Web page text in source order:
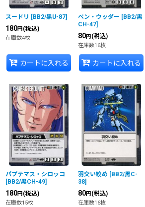
スードリ [BB2/黒U-87]
180円 (税込)
在庫数4枚
カートに入れる
ベン・ウッダー [BB2/黒
CH-47]
80円 (税込)
在庫数16枚
カートに入れる
パプテマス・シロッコ
[BB2/黒CH-49]
180円 (税込)
在庫数15枚
羽交い絞め [BB2/黒C-
38]
80円 (税込)
在庫数16枚